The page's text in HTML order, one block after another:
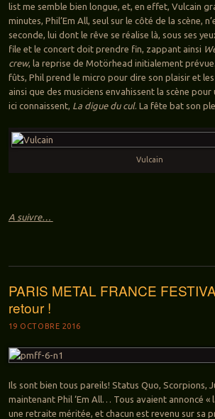
list me semble bien longue, et, en effet, Vulcain
minutes, Phil’Em All, seul sur le côté de la scène,
seconde, lui dont le rêve se réalise là, sous ses
file et le concert doit prendre fin, zappant ainsi
crew, la reprise de Motörhead initialement
fûts, Phil prend le micro pour dire son plaisir et
ainsi que des musiciens envahissent la scène
ici connaissent, La digue du cul. La fête bat son
Vulcain
A suivre…
PARIS METAL FRANCE
retour !
19 OCTOBRE 2016
Ils sont bien tous pareils! Status Quo, Scorpions,
maintenant Phil ‘Em All… Tous avaient annoncé «
une retraite méritée, et chacun est revenu sur sa